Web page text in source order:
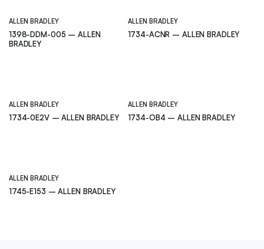
ALLEN BRADLEY
1398-DDM-005 – ALLEN
BRADLEY
ALLEN BRADLEY
1734-ACNR – ALLEN BRADLEY
ALLEN BRADLEY
1734-0E2V – ALLEN BRADLEY
ALLEN BRADLEY
1734-OB4 – ALLEN BRADLEY
ALLEN BRADLEY
1745-E153 – ALLEN BRADLEY